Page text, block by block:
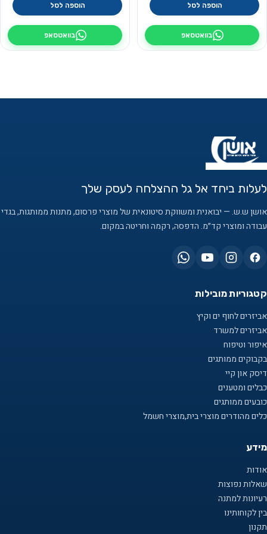
הוספה לסל
בוואטסאפ
הוספה לסל
בוואטסאפ
לעלות ביחד אל גל ההצלחה לעסק שלך
אושן ש.ש. — יבואנית ומשווקת סיטונאית של מוצרי פרסום, מתנות ממותגות, בגדי
עבודה ומוצרי קד״מ. הדפסה, רקמה וחריטה במקום.
קטגוריות מובילות
אביזרים לחוף ים וקיץ
אביזרים למשרד
איפור וטיפוח
בקבוקים ממותגים
דיסק און קיי
כבלים ומטענים
כובעים ממותגים
כלים מהודרים מוצרי בית,מוצרי חשמל
מידע
אודות
שאלות נפוצות
רעיונות למתנה
בין לקוחותינו
תקנון